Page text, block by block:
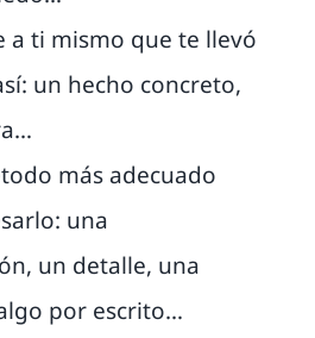
a ti mismo que te llevó
un hecho concreto,
más adecuado
una
un detalle, una
por escrito…